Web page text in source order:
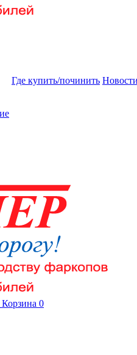
Где купить/починить Новости
Корзина 0